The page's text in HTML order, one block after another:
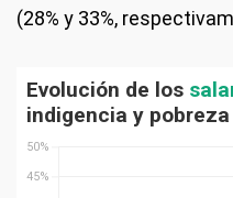
(28% y 33%,